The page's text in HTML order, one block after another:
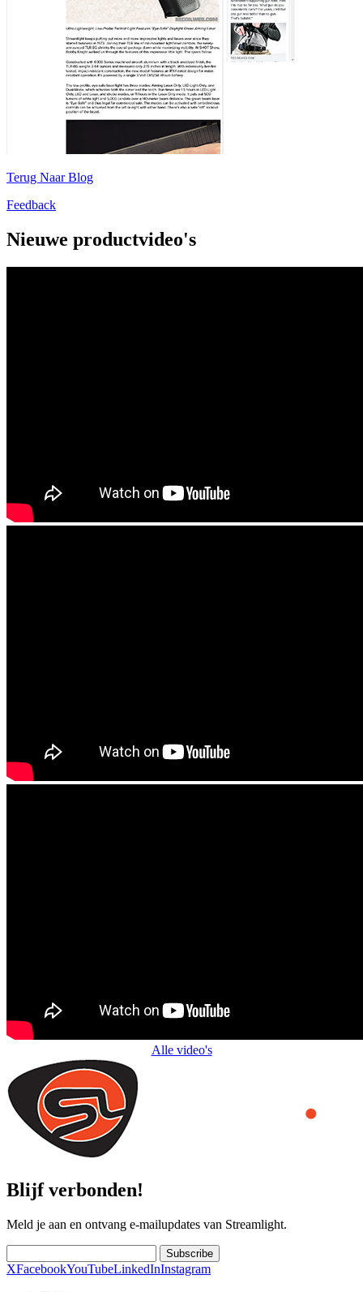
Terug Naar Blog
Feedback
Nieuwe productvideo's
Alle video's
Blijf verbonden!
Meld je aan en ontvang e-mailupdates van Streamlight.
Subscribe
XFacebookYouTubeLinkedInInstagram